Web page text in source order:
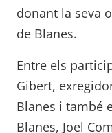
donant la seva
de Blanes.
Entre els
Gibert,
Blanes i també
Blanes, Joel